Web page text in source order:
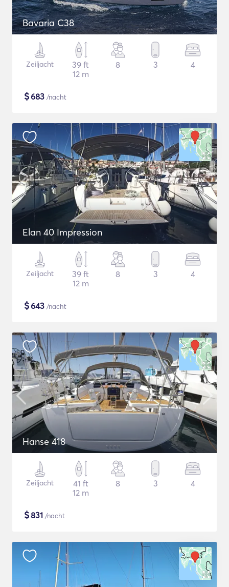
Bavaria C38
Zeiljacht
39 ft
12 m
8 3 4
$683 /nacht
Elan 40 Impression
Zeiljacht
39 ft
12 m
8 3 4
$643 /nacht
Hanse 418
Zeiljacht
41 ft
12 m
8 3 4
$831 /nacht